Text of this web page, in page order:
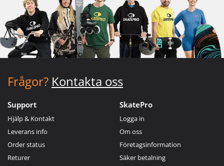
Frågor? Kontakta oss
Support
Hjälp & Kontakt
Leverans info
Order status
Returer
SkatePro
Logga in
Om oss
Företagsinformation
Säker betalning